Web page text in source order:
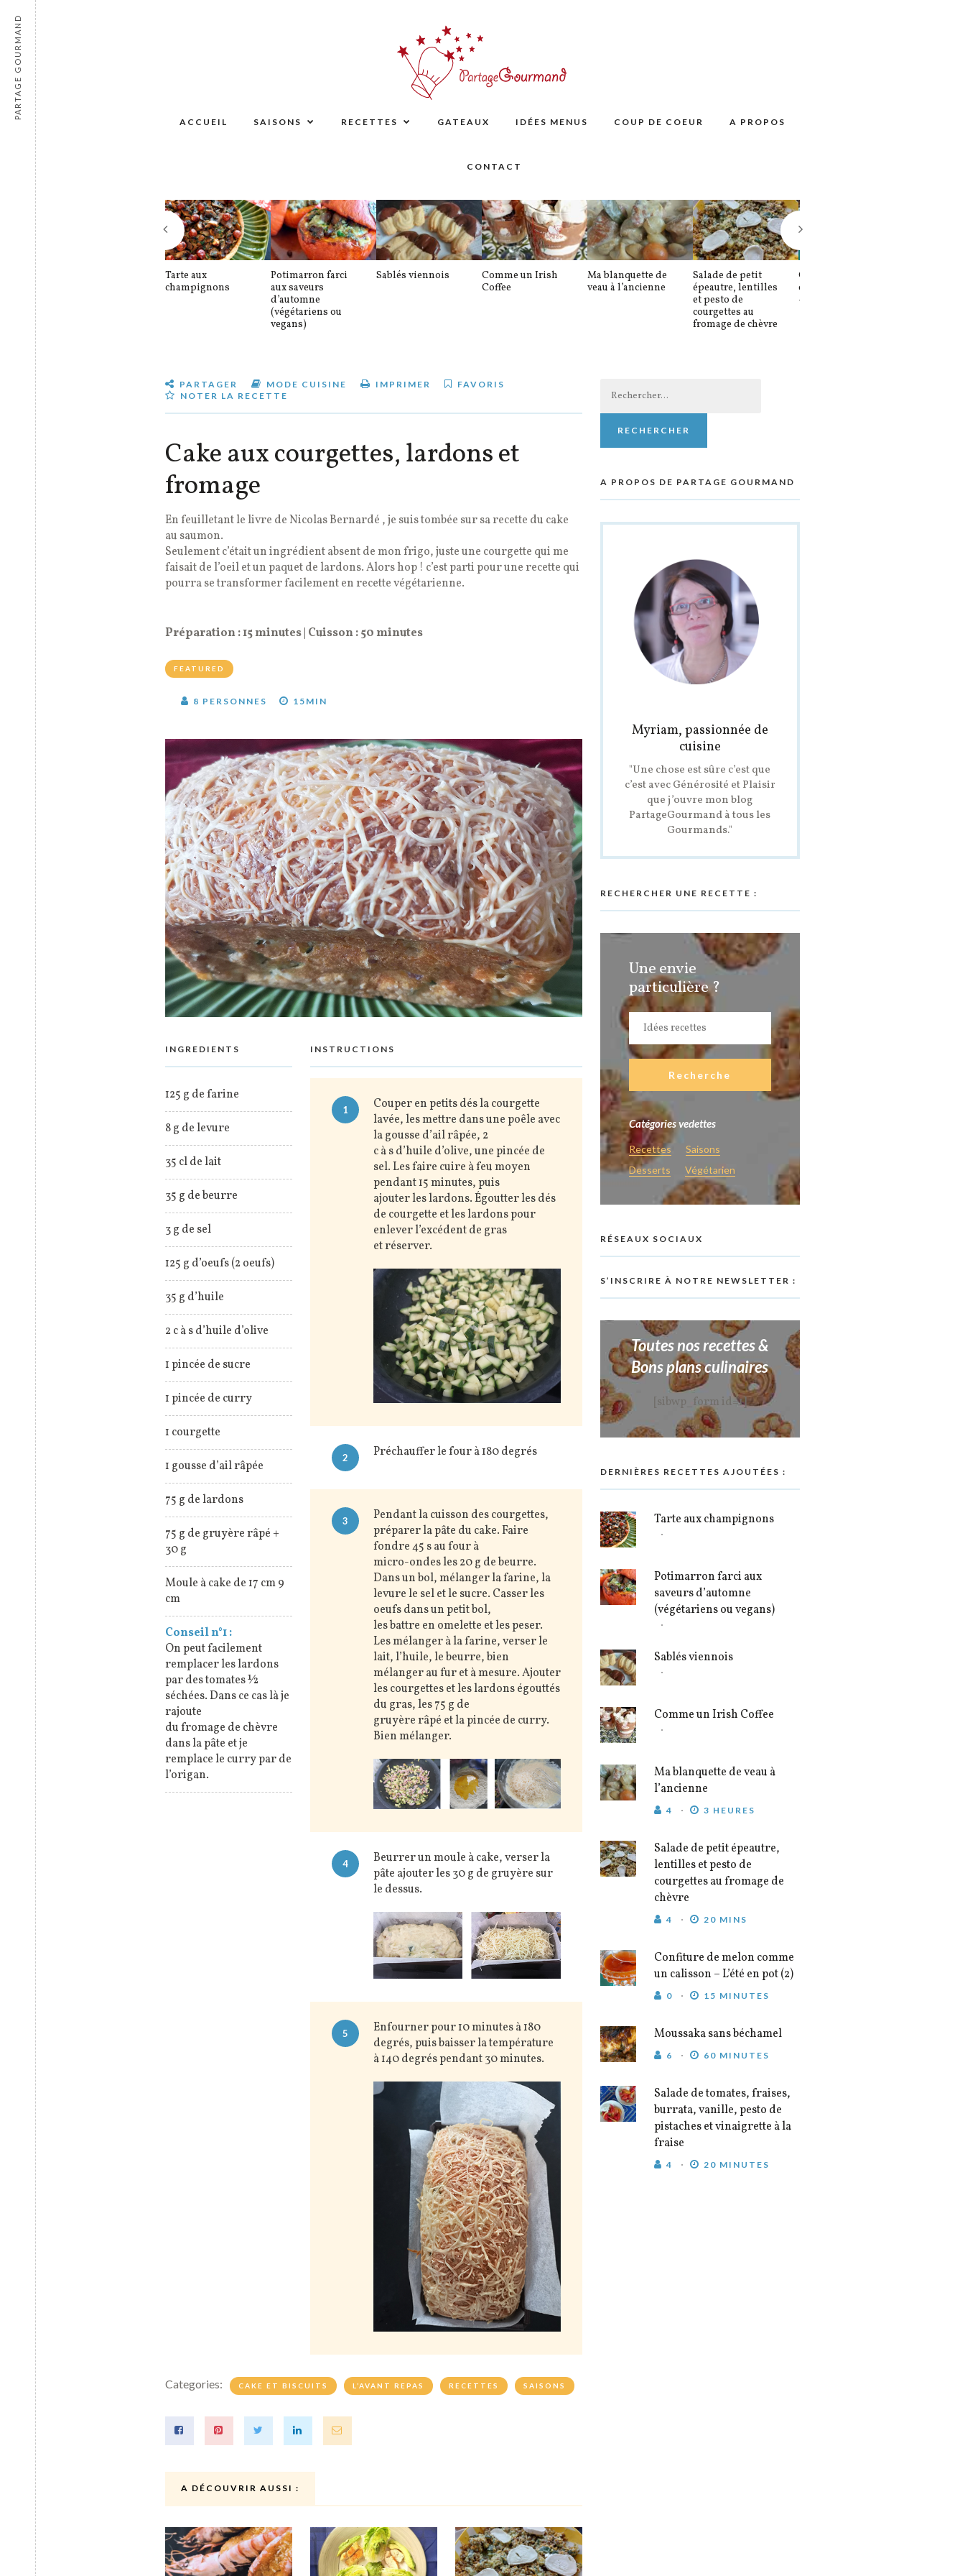
ACCUEIL SAISONS RECETTES GATEAUX IDÉES MENUS COUP DE COEUR A PROPOS
CONTACT
Tarte aux
champignons
Potimarron farci
aux saveurs
d’automne
(végétariens ou
vegans)
Sablés viennois
Comme un Irish
Coffee
Ma blanquette de
veau à l’ancienne
Salade de petit
épeautre, lentilles
et pesto de
courgettes au
fromage de chèvre
Confiture de melon
comme un calisson
– L’été en pot (2)
PARTAGER MODE CUISINE IMPRIMER
FAVORIS
NOTER LA RECETTE
Cake aux courgettes, lardons et
fromage
En feuilletant le livre de Nicolas Bernardé , je suis tombée sur sa recette du cake
au saumon.
Seulement c’était un ingrédient absent de mon frigo, juste une courgette qui me
faisait de l’oeil et un paquet de lardons. Alors hop ! c’est parti pour une recette qui
pourra se transformer facilement en recette végétarienne.
Préparation : 15 minutes | Cuisson : 50 minutes
FEATURED
8 PERSONNES 15MIN
INGREDIENTS
125 g de farine
8 g de levure
35 cl de lait
35 g de beurre
3 g de sel
125 g d’oeufs (2 oeufs)
35 g d’huile
2 c à s d’huile d’olive
1 pincée de sucre
1 pincée de curry
1 courgette
1 gousse d’ail râpée
75 g de lardons
75 g de gruyère râpé +
30 g
Moule à cake de 17 cm 9
cm
Conseil n°1 :
On peut facilement
remplacer les lardons
par des tomates ½
séchées. Dans ce cas là je
rajoute
du fromage de chèvre
dans la pâte et je
remplace le curry par de
l’origan.
INSTRUCTIONS
1
Couper en petits dés la courgette
lavée, les mettre dans une poêle avec
la gousse d’ail râpée, 2
c à s d’huile d’olive, une pincée de
sel. Les faire cuire à feu moyen
pendant 15 minutes, puis
ajouter les lardons. Égoutter les dés
de courgette et les lardons pour
enlever l’excédent de gras
et réserver.
2 Préchauffer le four à 180 degrés
3
Pendant la cuisson des courgettes,
préparer la pâte du cake. Faire
fondre 45 s au four à
micro-ondes les 20 g de beurre.
Dans un bol, mélanger la farine, la
levure le sel et le sucre. Casser les
oeufs dans un petit bol,
les battre en omelette et les peser.
Les mélanger à la farine, verser le
lait, l’huile, le beurre, bien
mélanger au fur et à mesure. Ajouter
les courgettes et les lardons égouttés
du gras, les 75 g de
gruyère râpé et la pincée de curry.
Bien mélanger.
4
Beurrer un moule à cake, verser la
pâte ajouter les 30 g de gruyère sur
le dessus.
5
Enfourner pour 10 minutes à 180
degrés, puis baisser la température
à 140 degrés pendant 30 minutes.
Categories: CAKE ET BISCUITS L’AVANT REPAS RECETTES SAISONS
A DÉCOUVRIR AUSSI :
A PROPOS DE PARTAGE GOURMAND
Myriam, passionnée de
cuisine
"Une chose est sûre c’est que
c’est avec Générosité et Plaisir
que j’ouvre mon blog
PartageGourmand à tous les
Gourmands."
RECHERCHER UNE RECETTE :
Une envie
particulière ?
Catégories vedettes
Recettes
Saisons
Desserts
Végétarien
RÉSEAUX SOCIAUX
S’INSCRIRE À NOTRE NEWSLETTER :
Toutes nos recettes &
Bons plans culinaires
[sibwp_form id=1]
DERNIÈRES RECETTES AJOUTÉES :
Tarte aux champignons
Potimarron farci aux
saveurs d’automne
(végétariens ou vegans)
Sablés viennois
Comme un Irish Coffee
Ma blanquette de veau à
l’ancienne
4 3 HEURES
Salade de petit épeautre,
lentilles et pesto de
courgettes au fromage de
chèvre
4 20 MINS
Confiture de melon comme
un calisson – L’été en pot (2)
0 15 MINUTES
Moussaka sans béchamel
6 60 MINUTES
Salade de tomates, fraises,
burrata, vanille, pesto de
pistaches et vinaigrette à la
fraise
4 20 MINUTES
PARTAGE GOURMAND